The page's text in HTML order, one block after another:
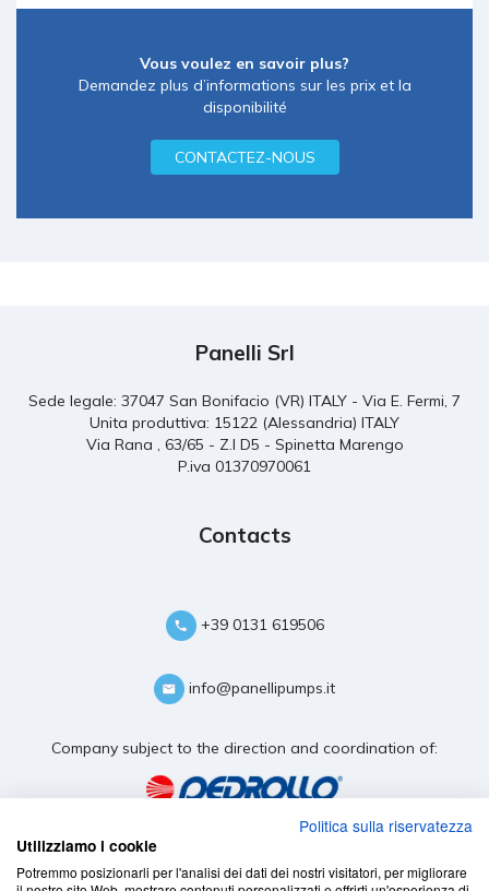
Vous voulez en savoir plus?
Demandez plus d’informations sur les prix et la
disponibilité
CONTACTEZ-NOUS
Panelli Srl
Sede legale: 37047 San Bonifacio (VR) ITALY - Via E. Fermi, 7
Unita produttiva: 15122 (Alessandria) ITALY
Via Rana , 63/65 - Z.I D5 - Spinetta Marengo
P.iva 01370970061
Contacts
+39 0131 619506
info@panellipumps.it
Company subject to the direction and coordination of:
Politica sulla riservatezza
Utilizziamo i cookie
Potremmo posizionarli per l'analisi dei dati dei nostri visitatori, per migliorare